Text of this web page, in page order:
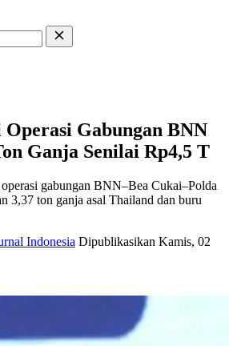
Gabungan BNN
Ganja Senilai Rp4,5 T
gabungan BNN–Bea Cukai–Polda
3,37 ton ganja asal Thailand dan buru
Indonesia Dipublikasikan Kamis, 02